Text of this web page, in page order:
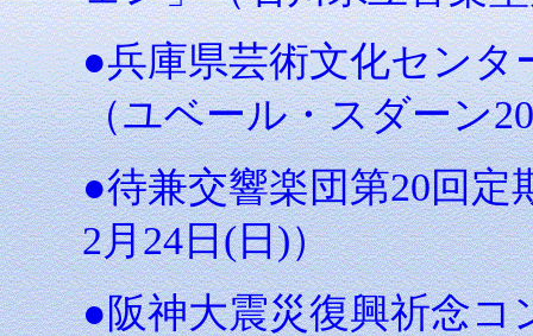
●兵庫県芸術文化センタ
（ユベール・スダーン
●待兼交響楽団第20回定
2月24日(日)）
●阪神大震災復興祈念